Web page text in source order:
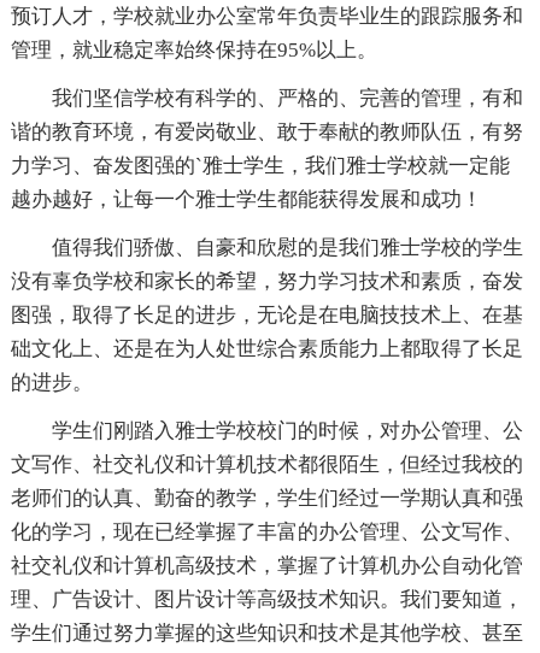
预订人才，学校就业办公室常年负责毕业生的跟踪服务和
管理，就业稳定率始终保持在95%以上。
我们坚信学校有科学的、严格的、完善的管理，有和
谐的教育环境，有爱岗敬业、敢于奉献的教师队伍，有努
力学习、奋发图强的`雅士学生，我们雅士学校就一定能
越办越好，让每一个雅士学生都能获得发展和成功！
值得我们骄傲、自豪和欣慰的是我们雅士学校的学生
没有辜负学校和家长的希望，努力学习技术和素质，奋发
图强，取得了长足的进步，无论是在电脑技技术上、在基
础文化上、还是在为人处世综合素质能力上都取得了长足
的进步。
学生们刚踏入雅士学校校门的时候，对办公管理、公
文写作、社交礼仪和计算机技术都很陌生，但经过我校的
老师们的认真、勤奋的教学，学生们经过一学期认真和强
化的学习，现在已经掌握了丰富的办公管理、公文写作、
社交礼仪和计算机高级技术，掌握了计算机办公自动化管
理、广告设计、图片设计等高级技术知识。我们要知道，
学生们通过努力掌握的这些知识和技术是其他学校、甚至